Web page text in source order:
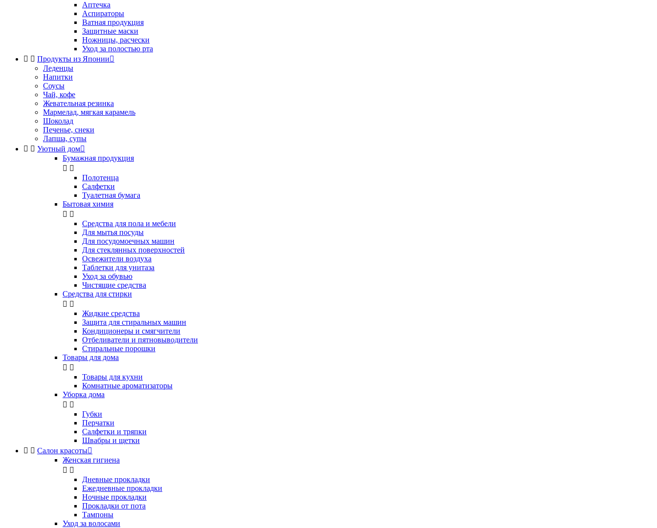
Аптечка
Аспираторы
Ватная продукция
Защитные маски
Ножницы, расчески
Уход за полостью рта
  Продукты из Японии
Леденцы
Напитки
Соусы
Чай, кофе
Жевательная резинка
Мармелад, мягкая карамель
Шоколад
Печенье, снеки
Лапша, супы
  Уютный дом
Бумажная продукция
 
Полотенца
Салфетки
Туалетная бумага
Бытовая химия
 
Cредства для пола и мебели
Для мытья посуды
Для посудомоечных машин
Для стеклянных поверхностей
Освежители воздуха
Таблетки для унитаза
Уход за обувью
Чистящие средства
Средства для стирки
 
Жидкие средства
Защита для стиральных машин
Кондиционеры и смягчители
Отбеливатели и пятновыводители
Стиральные порошки
Товары для дома
 
Товары для кухни
Комнатные ароматизаторы
Уборка дома
 
Губки
Перчатки
Салфетки и тряпки
Швабры и щетки
  Салон красоты
Женская гигиена
 
Дневные прокладки
Ежедневные прокладки
Ночные прокладки
Прокладки от пота
Тампоны
Уход за волосами